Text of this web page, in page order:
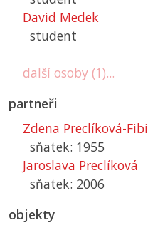
David Medek
student
další osoby (1)...
partneři
Zdena Preclíková-
sňatek: 1955
Jaroslava Preclíková
sňatek: 2006
objekty